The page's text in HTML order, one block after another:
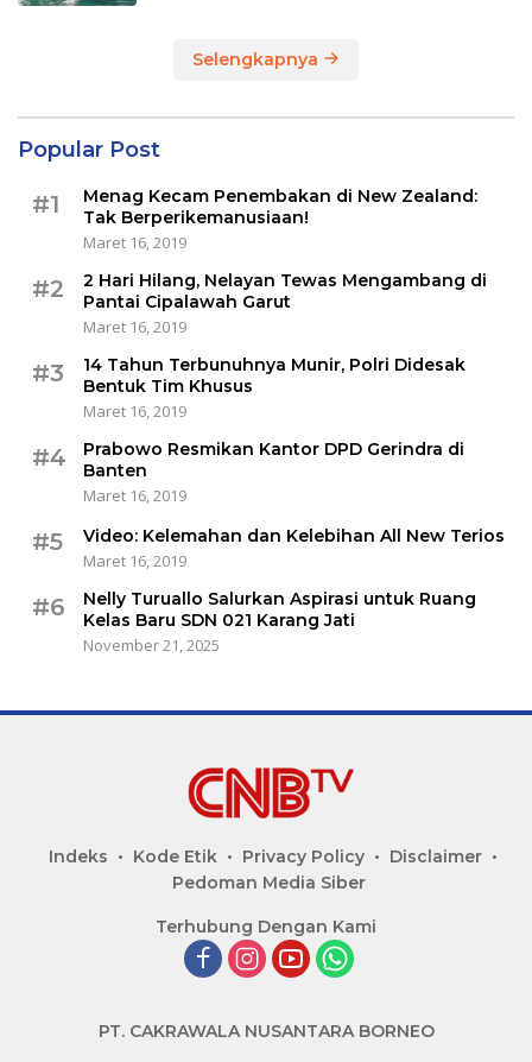
Selengkapnya
Popular Post
#1
Menag Kecam Penembakan di New Zealand:
Tak Berperikemanusiaan!
Maret 16, 2019
#2
2 Hari Hilang, Nelayan Tewas Mengambang di
Pantai Cipalawah Garut
Maret 16, 2019
#3
14 Tahun Terbunuhnya Munir, Polri Didesak
Bentuk Tim Khusus
Maret 16, 2019
#4
Prabowo Resmikan Kantor DPD Gerindra di
Banten
Maret 16, 2019
#5
Video: Kelemahan dan Kelebihan All New Terios
Maret 16, 2019
#6
Nelly Turuallo Salurkan Aspirasi untuk Ruang
Kelas Baru SDN 021 Karang Jati
November 21, 2025
Indeks Kode Etik Privacy Policy
Disclaimer
Pedoman Media Siber
Terhubung Dengan Kami
PT. CAKRAWALA NUSANTARA BORNEO